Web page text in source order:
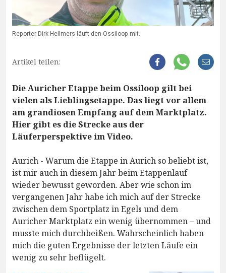
Reporter Dirk Hellmers läuft den Ossiloop mit.
Artikel teilen:
Die Auricher Etappe beim Ossiloop gilt bei
vielen als Lieblingsetappe. Das liegt vor allem
am grandiosen Empfang auf dem Marktplatz.
Hier gibt es die Strecke aus der
Läuferperspektive im Video.
Aurich - Warum die Etappe in Aurich so beliebt ist,
ist mir auch in diesem Jahr beim Etappenlauf
wieder bewusst geworden. Aber wie schon im
vergangenen Jahr habe ich mich auf der Strecke
zwischen dem Sportplatz in Egels und dem
Auricher Marktplatz ein wenig übernommen – und
musste mich durchbeißen. Wahrscheinlich haben
mich die guten Ergebnisse der letzten Läufe ein
wenig zu sehr beflügelt.